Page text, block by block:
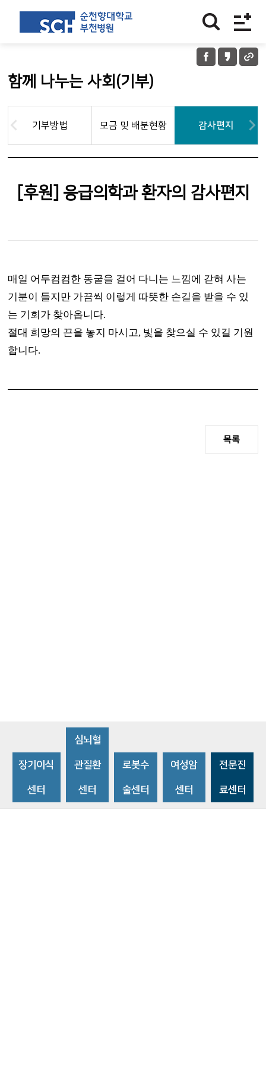
함께 나누는 사회(기부)
기부방법 모금 및 배분현황 감사편지
[후원] 응급의학과 환자의 감사편지
매일 어두컴컴한 동굴을 걸어 다니는 느낌에 갇혀 사는
기분이 들지만 가끔씩 이렇게 따뜻한 손길을 받을 수 있
는 기회가 찾아옵니다.
절대 희망의 끈을 놓지 마시고, 빛을 찾으실 수 있길 기원
합니다.
목록
장기이식
센터
심뇌혈
관질환
센터
로봇수
술센터
여성암
센터
전문진
료센터